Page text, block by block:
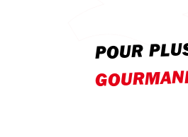
POUR